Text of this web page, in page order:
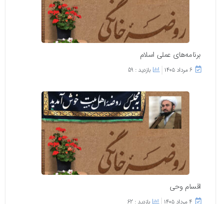
برنامه‌های عملی اسلام
۶ مرداد ۱۴۰۵ بازدید : 59
اقسام وحی
۴ مرداد ۱۴۰۵ بازدید : 62